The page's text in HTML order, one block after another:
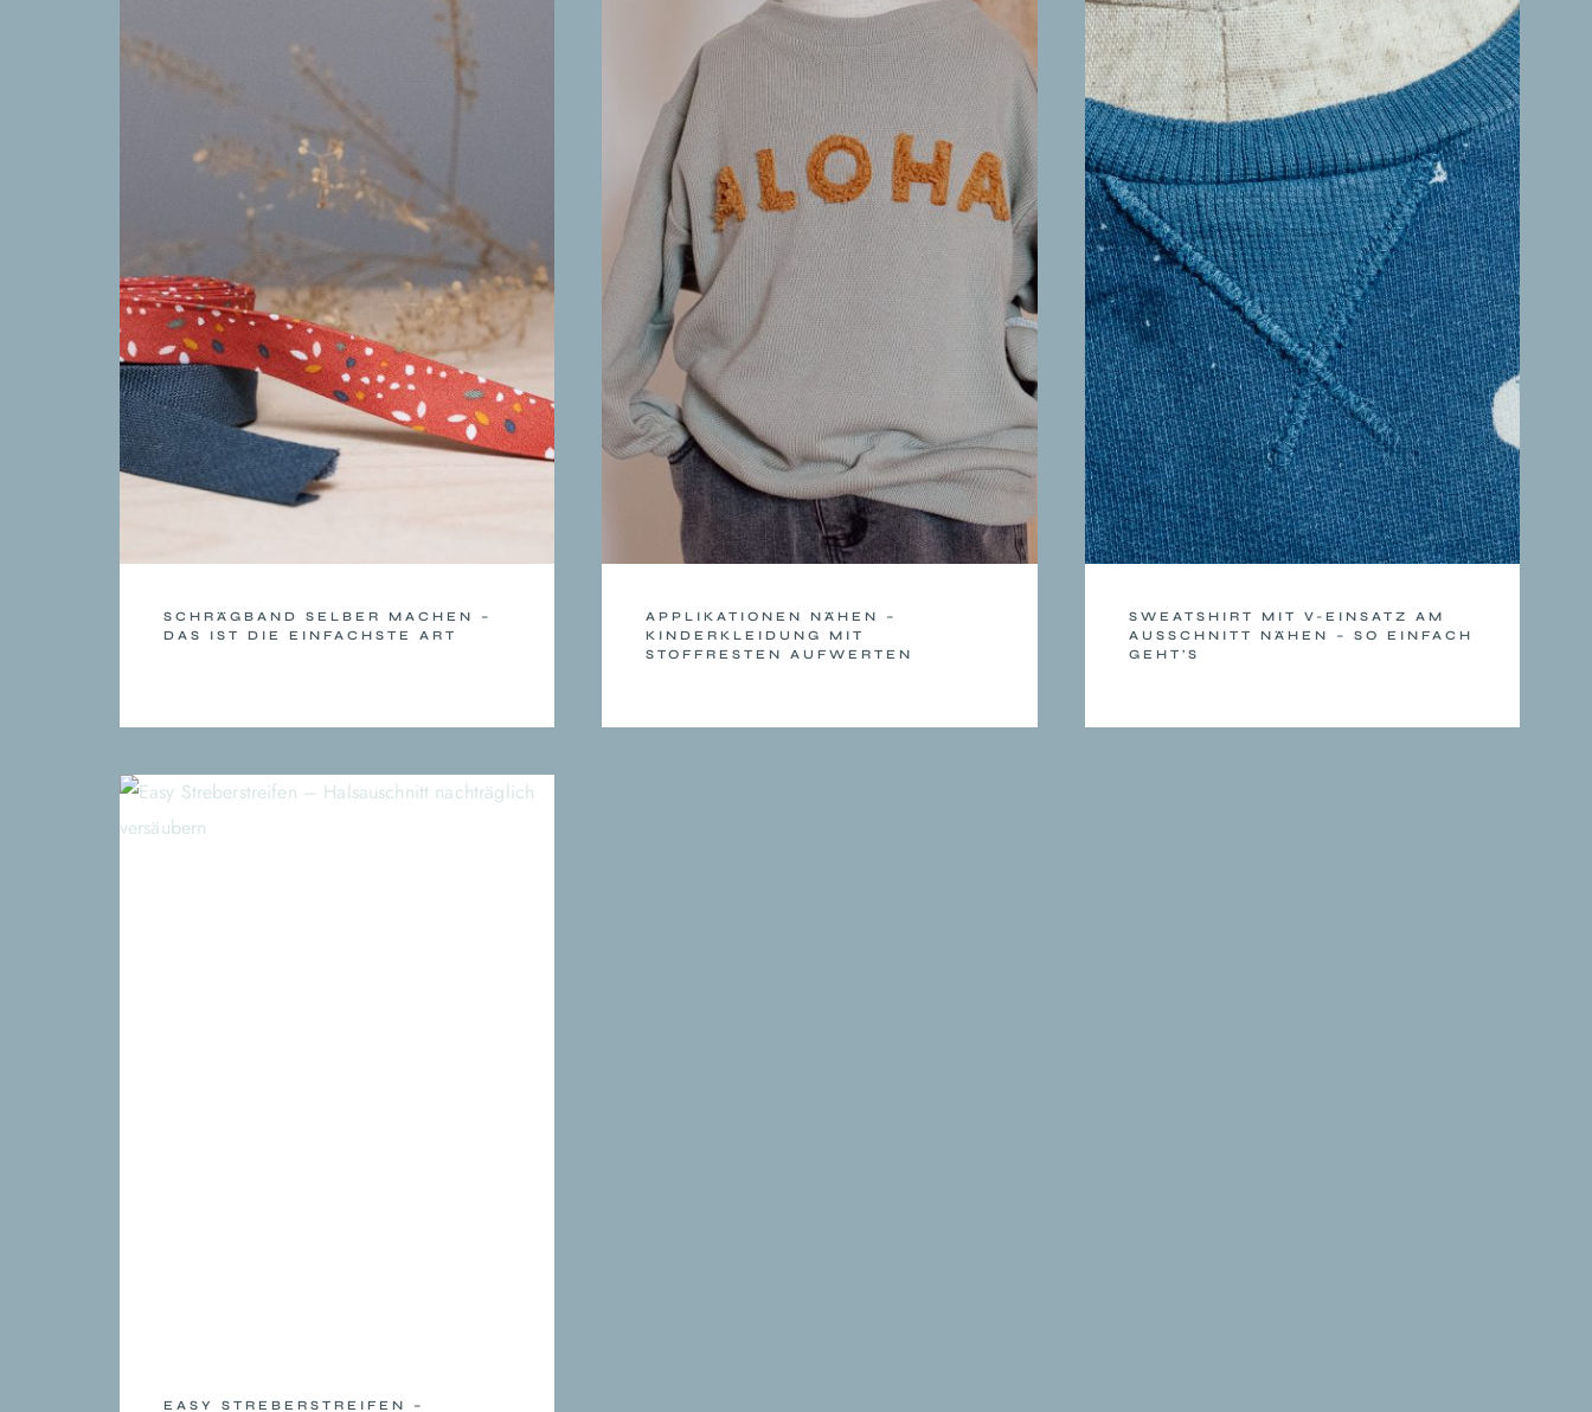
SCHRÄGBAND SELBER MACHEN –
DAS IST DIE EINFACHSTE ART
APPLIKATIONEN NÄHEN –
KINDERKLEIDUNG MIT
STOFFRESTEN AUFWERTEN
SWEATSHIRT MIT V-EINSATZ AM
AUSSCHNITT NÄHEN – SO EINFACH
GEHT’S
EASY STREBERSTREIFEN –